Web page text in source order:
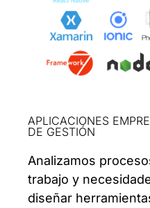
APLICACIONES
DE GESTIÓN
Analizamos
trabajo y
diseñar